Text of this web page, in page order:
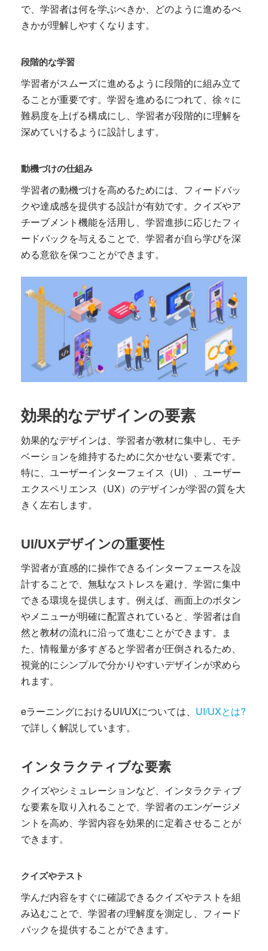
で、学習者は何を学ぶべきか、どのように進めるべ
きかが理解しやすくなります。
段階的な学習
学習者がスムーズに進めるように段階的に組み立て
ることが重要です。学習を進めるにつれて、徐々に
難易度を上げる構成にし、学習者が段階的に理解を
深めていけるように設計します。
動機づけの仕組み
学習者の動機づけを高めるためには、フィードバッ
クや達成感を提供する設計が有効です。クイズやア
チーブメント機能を活用し、学習進捗に応じたフィ
ードバックを与えることで、学習者が自ら学びを深
める意欲を保つことができます。
効果的なデザインの要素
効果的なデザインは、学習者が教材に集中し、モチ
ベーションを維持するために欠かせない要素です。
特に、ユーザーインターフェイス（UI）、ユーザー
エクスペリエンス（UX）のデザインが学習の質を大
きく左右します。
UI/UXデザインの重要性
学習者が直感的に操作できるインターフェースを設
計することで、無駄なストレスを避け、学習に集中
できる環境を提供します。例えば、画面上のボタン
やメニューが明確に配置されていると、学習者は自
然と教材の流れに沿って進むことができます。ま
た、情報量が多すぎると学習者が圧倒されるため、
視覚的にシンプルで分かりやすいデザインが求めら
れます。
eラーニングにおけるUI/UXについては、 UI/UXとは?
で詳しく解説しています。
インタラクティブな要素
クイズやシミュレーションなど、インタラクティブ
な要素を取り入れることで、学習者のエンゲージメ
ントを高め、学習内容を効果的に定着させることが
できます。
クイズやテスト
学んだ内容をすぐに確認できるクイズやテストを組
み込むことで、学習者の理解度を測定し、フィード
バックを提供することができます。